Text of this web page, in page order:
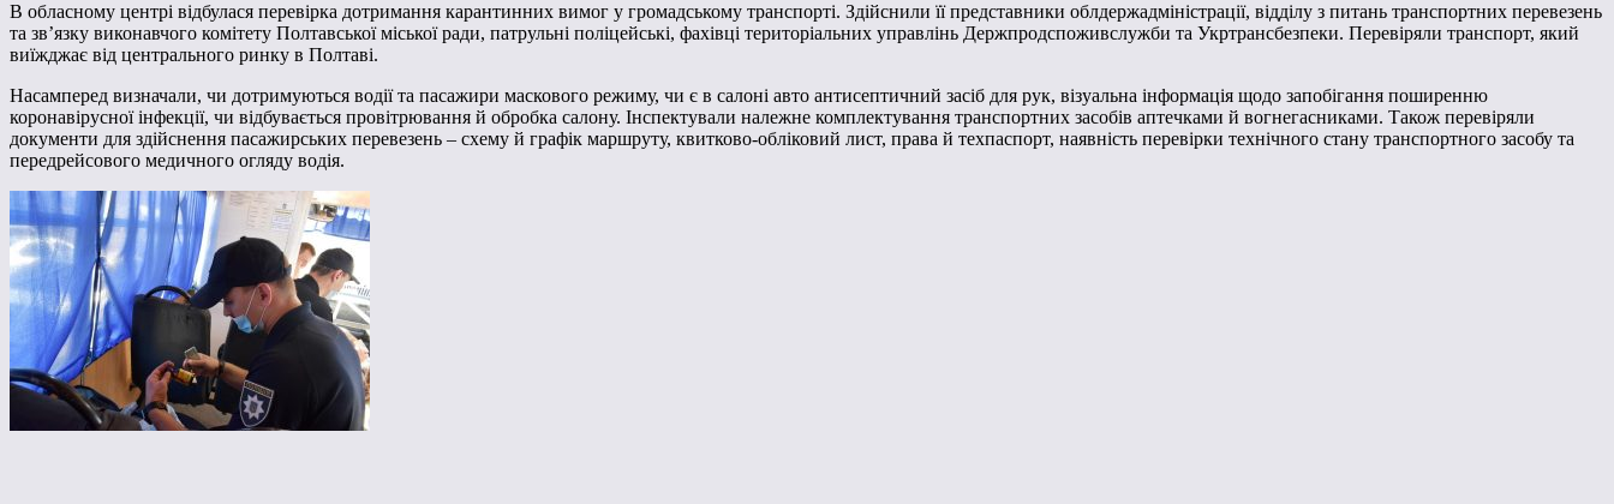
В обласному центрі відбулася перевірка дотримання карантинних вимог у громадському транспорті. Здійснили її представники облдержадміністрації, відділу з питань транспортних перевезень
та зв’язку виконавчого комітету Полтавської міської ради, патрульні поліцейські, фахівці територіальних управлінь Держпродспоживслужби та Укртрансбезпеки. Перевіряли транспорт, який
виїжджає від центрального ринку в Полтаві.
Насамперед визначали, чи дотримуються водії та пасажири маскового режиму, чи є в салоні авто антисептичний засіб для рук, візуальна інформація щодо запобігання поширенню
коронавірусної інфекції, чи відбувається провітрювання й обробка салону. Інспектували належне комплектування транспортних засобів аптечками й вогнегасниками. Також перевіряли
документи для здійснення пасажирських перевезень – схему й графік маршруту, квитково-обліковий лист, права й техпаспорт, наявність перевірки технічного стану транспортного засобу та
передрейсового медичного огляду водія.